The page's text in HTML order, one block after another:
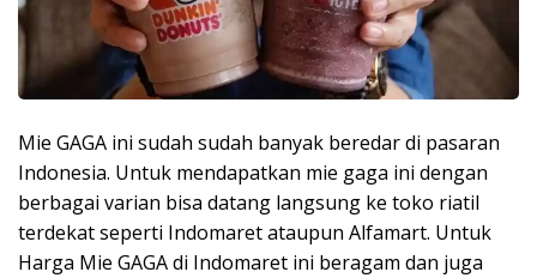
Mie GAGA ini sudah sudah banyak beredar di pasaran
Indonesia. Untuk mendapatkan mie gaga ini dengan
berbagai varian bisa datang langsung ke toko riatil
terdekat seperti Indomaret ataupun Alfamart. Untuk
Harga Mie GAGA di Indomaret ini beragam dan juga